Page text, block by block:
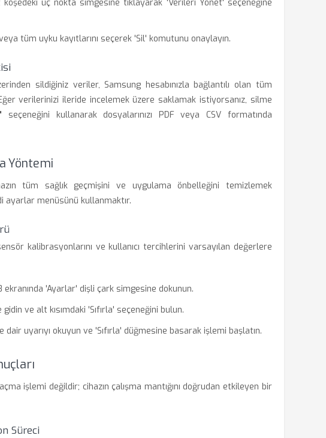
köşedeki üç nokta simgesine tıklayarak 'Verileri Yönet' seçeneğine
tüm uyku kayıtlarını seçerek 'Sil' komutunu onaylayın.
sildiğiniz veriler, Samsung hesabınızla bağlantılı olan tüm
verilerinizi ileride incelemek üzere saklamak istiyorsanız, silme
seçeneğini kullanarak dosyalarınızı PDF veya CSV formatında
Yöntemi
tüm sağlık geçmişini ve uygulama önbelleğini temizlemek
ayarlar menüsünü kullanmaktır.
kalibrasyonlarını ve kullanıcı tercihlerini varsayılan değerlere
ekranında 'Ayarlar' dişli çark simgesine dokunun.
ve alt kısımdaki 'Sıfırla' seçeneğini bulun.
dair uyarıyı okuyun ve 'Sıfırla' düğmesine basarak işlemi başlatın.
işlemi değildir; cihazın çalışma mantığını doğrudan etkileyen bir
Süreci